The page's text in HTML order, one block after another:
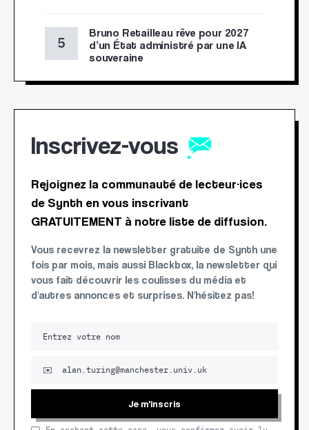
Bruno Retailleau rêve pour 2027
d’un État administré par une IA
souveraine
Inscrivez-vous
Rejoignez la communauté de lecteur·ices
de Synth en vous inscrivant
GRATUITEMENT à notre liste de diffusion.
Vous recevrez la newsletter gratuite de Synth une
fois par mois, mais aussi Blackbox, la newsletter qui
vous fait découvrir les coulisses du média et
d'autres annonces et surprises. N'hésitez pas!
Je m'inscris